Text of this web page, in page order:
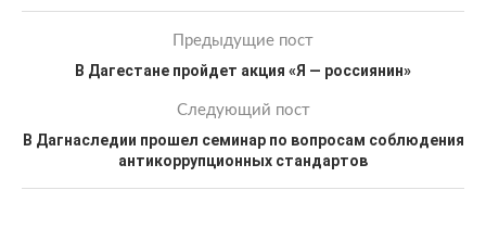
Предыдущие пост
В Дагестане пройдет акция «Я — россиянин»
Следующий пост
В Дагнаследии прошел семинар по вопросам соблюдения
антикоррупционных стандартов